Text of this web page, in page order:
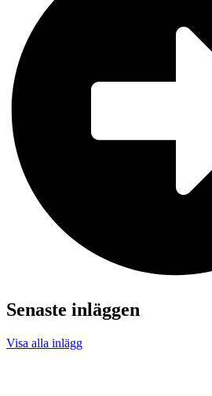
Senaste inläggen
Visa alla inlägg